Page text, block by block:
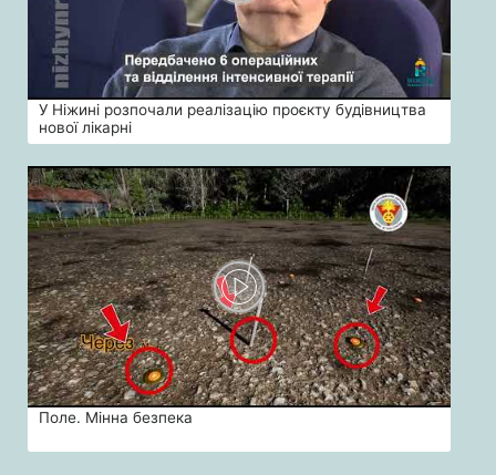
У Ніжині розпочали реалізацію проєкту будівництва
нової лікарні
Поле. Мінна безпека